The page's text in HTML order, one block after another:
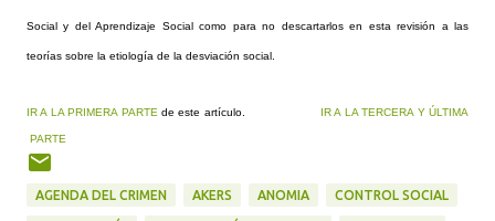
Social y del Aprendizaje Social como para no descartarlos en esta revisión a las
teorías sobre la etiología de la desviación social.
IR A LA PRIMERA PARTE de este artículo. IR A LA TERCERA Y ÚLTIMA
PARTE
AGENDA DEL CRIMEN AKERS ANOMIA CONTROL SOCIAL